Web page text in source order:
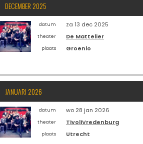
DECEMBER 2025
datum za 13 dec 2025
theater De Mattelier
plaats
Groenlo
JANUARI 2026
datum wo 28 jan 2026
theater TivoliVredenburg
plaats Utrecht